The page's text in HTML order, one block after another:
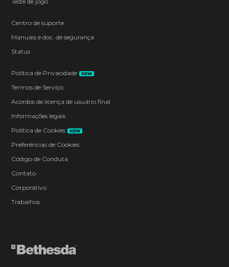
Centro de suporte
Manuais e doc. de segurança
Status
Política de Privacidade NEW
Termos de Serviço
Acordos de licença de usuário final
Informações legais
Política de Cookies
NEW
Preferências de Cookies
Código de Conduta
Contato
Corporativo
Trabalhos